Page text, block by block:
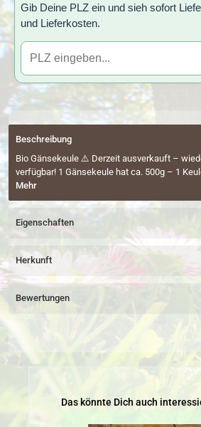
Gib Deine PLZ ein und sieh sofort
und Lieferkosten.
Beschreibung
Bio Gänsekeule ⚠️ Derzeit ausverkauft –
verfügbar! 1 Gänsekeule hat ca. 500g – 1
Mehr
Eigenschaften
Herkunft
Bewertungen
Produktgalerie überspringen
Das könnte Dich auch